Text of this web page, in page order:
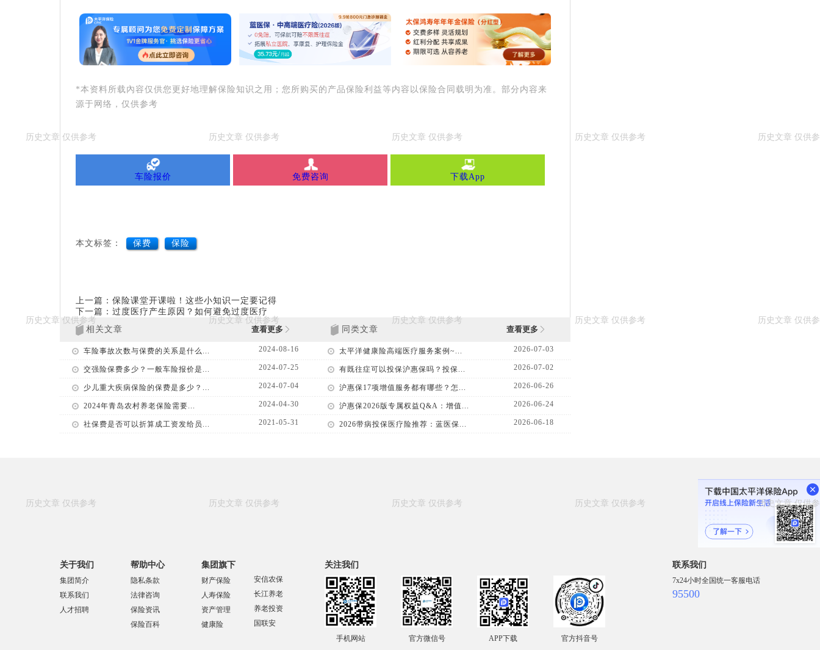
*本资料所载內容仅供您更好地理解保险知识之用；您所购买的产品保险利益等内容以保险合同载明为准。部分内容来
源于网络，仅供参考
车险报价 免费咨询 下载App
本文标签： 保费 保险
上一篇：保险课堂开课啦！这些小知识一定要记得
下一篇：过度医疗产生原因？如何避免过度医疗
相关文章
查看更多
车险事故次数与保费的关系是什么... 2024-08-16
交强险保费多少？一般车险报价是... 2024-07-25
少儿重大疾病保险的保费是多少？... 2024-07-04
2024年青岛农村养老保险需要... 2024-04-30
社保费是否可以折算成工资发给员... 2021-05-31
同类文章 查看更多
太平洋健康险高端医疗服务案例~... 2026-07-03
有既往症可以投保沪惠保吗？投保... 2026-07-02
沪惠保17项增值服务都有哪些？怎... 2026-06-26
沪惠保2026版专属权益Q&A：增值... 2026-06-24
2026带病投保医疗险推荐：蓝医保... 2026-06-18
关于我们
集团简介
联系我们
人才招聘
帮助中心
隐私条款
法律咨询
保险资讯
保险百科
集团旗下
财产保险
人寿保险
资产管理
健康险
安信农保
长江养老
养老投资
国联安
联系我们
7x24小时全国统一客服电话
95500
关注我们
手机网站 官方微信号 APP下载 官方抖音号